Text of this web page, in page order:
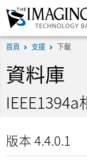
首頁 支援 下載
資料庫
版本 4.4.0.1